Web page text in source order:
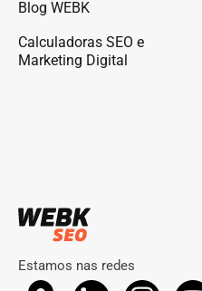
Blog WEBK
Calculadoras SEO e
Marketing Digital
Estamos nas redes